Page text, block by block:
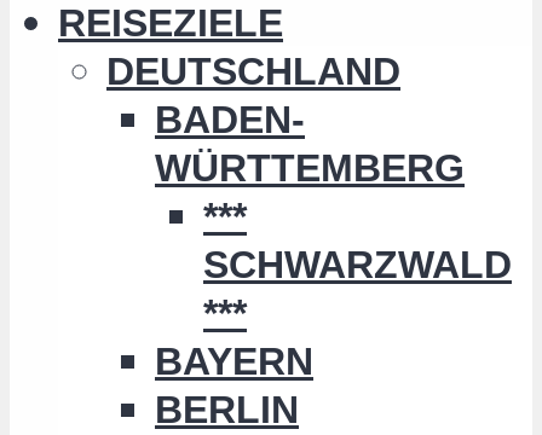
REISEZIELE
DEUTSCHLAND
BADEN-
WÜRTTEMBERG
***
SCHWARZWALD
***
BAYERN
BERLIN